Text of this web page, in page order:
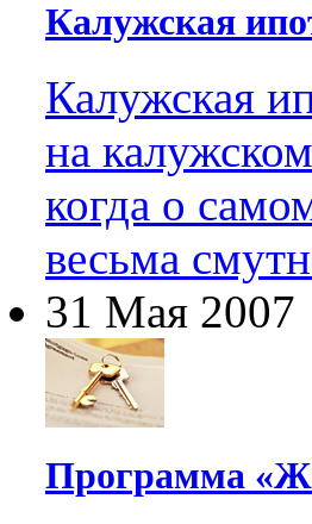
Калужская
Калужская
на
когда о
весьма
31 Мая 2007
Программа